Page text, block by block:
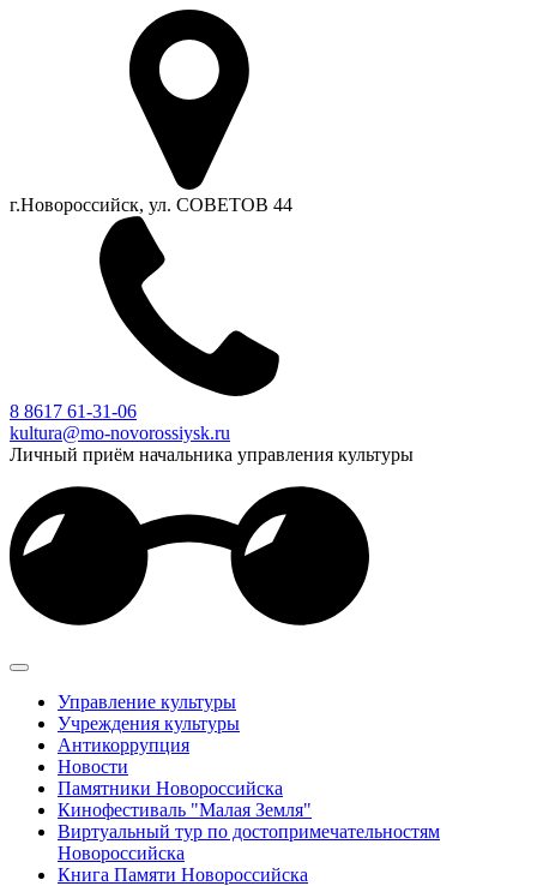
г.Новороссийск, ул. СОВЕТОВ 44
8 8617 61-31-06
kultura@mo-novorossiysk.ru
Личный приём начальника управления культуры
Управление культуры
Учреждения культуры
Антикоррупция
Новости
Памятники Новороссийска
Кинофестиваль "Малая Земля"
Виртуальный тур по достопримечательностям
Новороссийска
Книга Памяти Новороссийска